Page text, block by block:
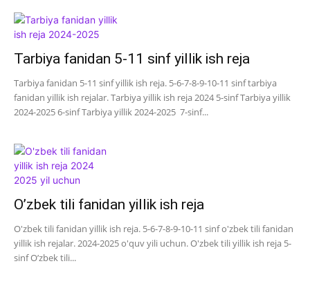
Tarbiya fanidan 5-11 sinf yillik ish reja
Tarbiya fanidan 5-11 sinf yillik ish reja. 5-6-7-8-9-10-11 sinf tarbiya
fanidan yillik ish rejalar. Tarbiya yillik ish reja 2024 5-sinf Tarbiya yillik
2024-2025 6-sinf Tarbiya yillik 2024-2025 7-sinf...
O’zbek tili fanidan yillik ish reja
O'zbek tili fanidan yillik ish reja. 5-6-7-8-9-10-11 sinf o'zbek tili fanidan
yillik ish rejalar. 2024-2025 o'quv yili uchun. O'zbek tili yillik ish reja 5-
sinf O’zbek tili...